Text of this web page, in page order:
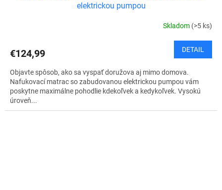
elektrickou pumpou
Skladom (>5 ks)
€124,99 DETAIL
Objavte spôsob, ako sa vyspať doružova aj mimo domova.
Nafukovací matrac so zabudovanou elektrickou pumpou vám
poskytne maximálne pohodlie kdekoľvek a kedykoľvek. Vysokú
úroveň...